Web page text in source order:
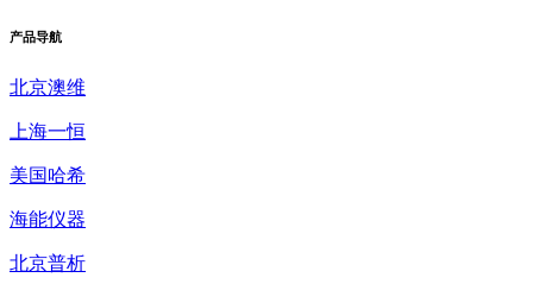
产品导航
北京澳维
上海一恒
美国哈希
海能仪器
北京普析